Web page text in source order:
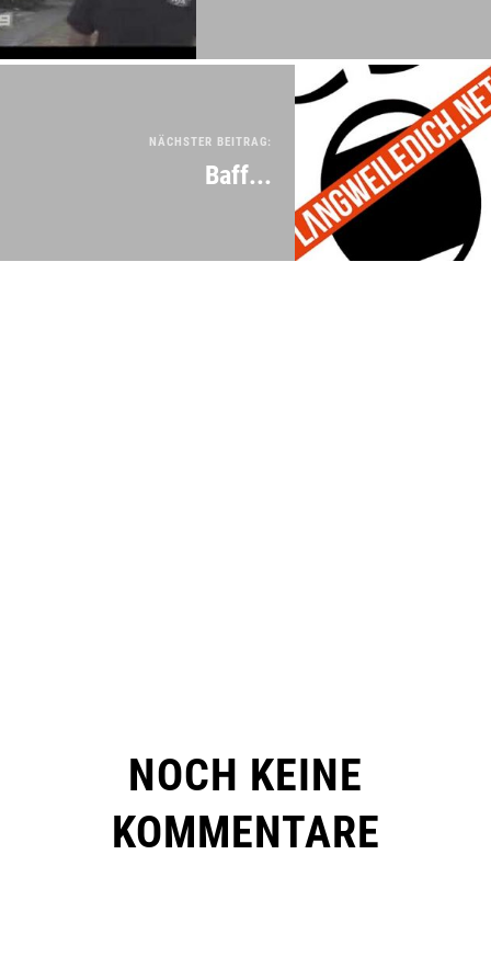
NÄCHSTER BEITRAG:
Baff...
NOCH KEINE
KOMMENTARE